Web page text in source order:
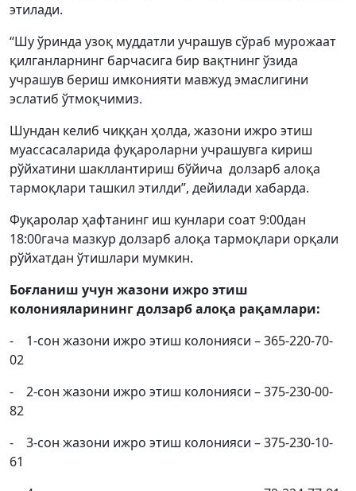
этилади.
“Шу ўринда узоқ муддатли учрашув сўраб мурожаат
қилганларнинг барчасига бир вақтнинг ўзида
учрашув бериш имконияти мавжуд эмаслигини
эслатиб ўтмоқчимиз.
Шундан келиб чиққан ҳолда, жазони ижро этиш
муассасаларида фуқароларни учрашувга кириш
рўйхатини шакллантириш бўйича долзарб алоқа
тармоқлари ташкил этилди”, дейилади хабарда.
Фуқаролар ҳафтанинг иш кунлари соат 9:00дан
18:00гача мазкур долзарб алоқа тармоқлари орқали
рўйхатдан ўтишлари мумкин.
Боғланиш учун жазони ижро этиш
колонияларининг долзарб алоқа рақамлари:
- 1-сон жазони ижро этиш колонияси – 365-220-70-
02
- 2-сон жазони ижро этиш колонияси – 375-230-00-
82
- 3-сон жазони ижро этиш колонияси – 375-230-10-
61